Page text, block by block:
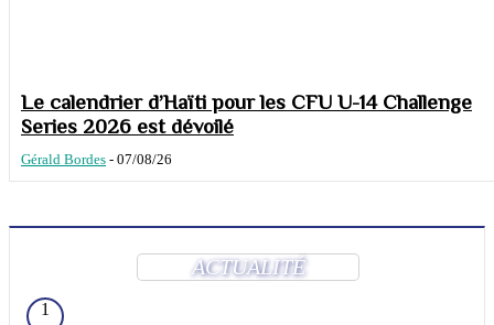
Le calendrier d’Haïti pour les CFU U-14 Challenge
Series 2026 est dévoilé
Gérald Bordes - 07/08/26
ACTUALITÉ
1